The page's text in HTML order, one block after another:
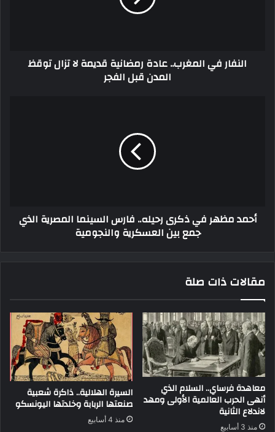
النفار في المغرب.. عادة رمضانية قديمة لا تزال توقظ
المدن قبل الفجر
أحمد مظهر في ذكرى رحيله.. فارس السينما المصرية الذي
جمع بين العسكرية والنجومية
مقالات ذات صلة
معاهدة فرساي.. السلام الذي
أنهى الحرب العالمية الأولى ومهد
لاندلاع الثانية
منذ 3 أسابيع
السيرة الهلالية.. ذاكرة شعبية
صنعتها الربابة وخلدتها اليونسكو
منذ 4 أسابيع